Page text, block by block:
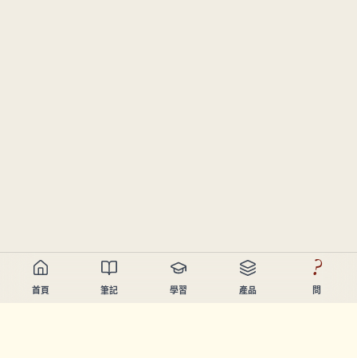
首頁 筆記 學習 產品
?
問